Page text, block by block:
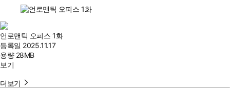
언로맨틱 오피스 1화
등록일 2025.11.17
용량 28MB
보기
더보기